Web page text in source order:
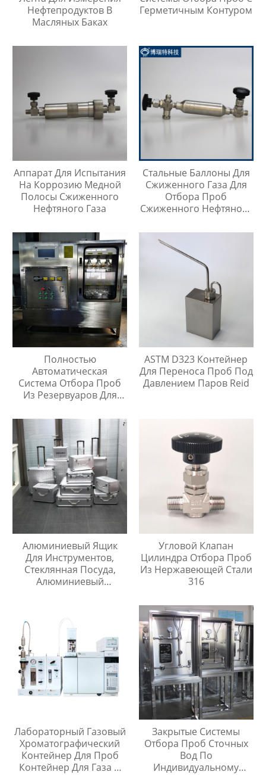
Нефтепродуктов В
Масляных Баках
Герметичным Контуром
Аппарат Для Испытания
На Коррозию Медной
Полосы Сжиженного
Нефтяного Газа
Стальные Баллоны Для
Сжиженного Газа Для
Отбора Проб
Сжиженного Нефтяного
Полностью
Автоматическая
Система Отбора Проб
Из Резервуаров Для
Любой Высоте
ASTM D323 Контейнер
Для Переноса Проб Под
Давлением Паров Reid
Алюминиевый Ящик
Для Инструментов,
Стеклянная Посуда,
Алюминиевый
Угловой Клапан
Цилиндра Отбора Проб
Из Нержавеющей Стали
316
Лабораторный Газовый
Хроматографический
Контейнер Для Проб
Контейнер Для Газа И
Закрытые Системы
Отбора Проб Сточных
Вод По
Индивидуальному